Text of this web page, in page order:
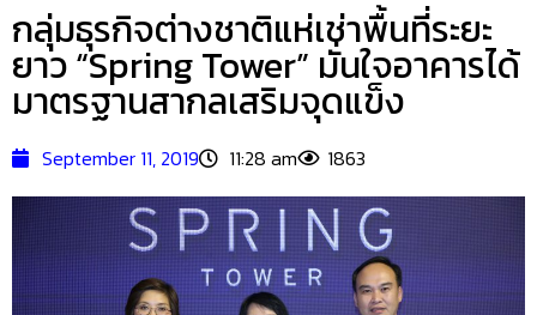
กลุ่มธุรกิจต่างชาติแห่เช่าพื้นที่ระยะ
ยาว “Spring Tower” มั่นใจอาคารได้
มาตรฐานสากลเสริมจุดแข็ง
September 11, 2019 11:28 am 1863